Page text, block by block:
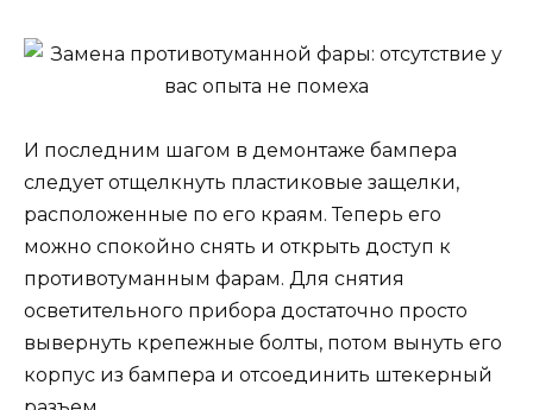
И последним шагом в демонтаже бампера
следует отщелкнуть пластиковые защелки,
расположенные по его краям. Теперь его
можно спокойно снять и открыть доступ к
противотуманным фарам. Для снятия
осветительного прибора достаточно просто
вывернуть крепежные болты, потом вынуть его
корпус из бампера и отсоединить штекерный